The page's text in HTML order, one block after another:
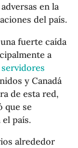
en la
del país.
fuerte caída
a
y Canadá
de esta red,
que se
país.
alrededor